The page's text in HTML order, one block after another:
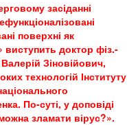
засіданні
поверхні як
виступить доктор фіз.-
Зіновійович,
технологій Інституту
По-суті, у доповіді
зламати вірус?».